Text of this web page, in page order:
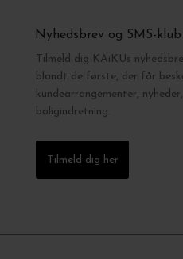
Nyhedsbrev og SMS-klub
Tilmeld dig KAiKUs
blandt de første, der får
kundearrangementer,
boligindretning.
Tilmeld dig her